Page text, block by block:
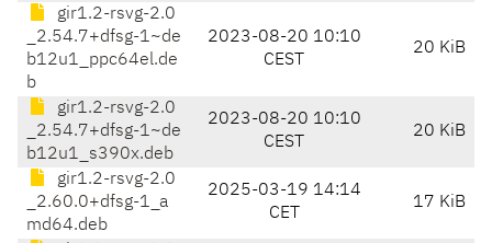
gir1.2-rsvg-2.0
_2.54.7+dfsg-1~de
b12u1_ppc64el.de
b
2023-08-20 10:10
CEST
20 KiB
gir1.2-rsvg-2.0
_2.54.7+dfsg-1~de
b12u1_s390x.deb
2023-08-20 10:10
CEST
20 KiB
gir1.2-rsvg-2.0
_2.60.0+dfsg-1_a
md64.deb
2025-03-19 14:14
CET
17 KiB